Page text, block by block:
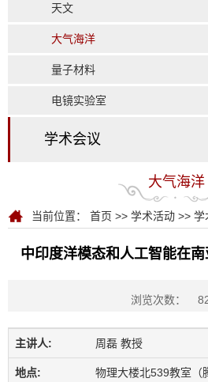
天文
大气海洋
量子材料
电镜实验室
学术会议
大气海洋
当前位置： 首页 >> 学术活动 >> 学
中印度洋模态和人工智能在
浏览次数：
主讲人: 周磊 教授
地点: 物理大楼北539教室（